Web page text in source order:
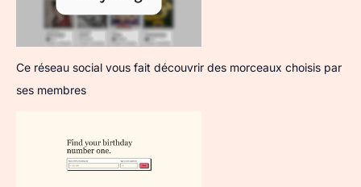
Ce réseau social vous fait découvrir des morceaux choisis par
ses membres